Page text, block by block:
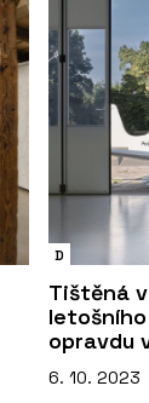
D
Tištěná
opravdu
6. 10. 2023